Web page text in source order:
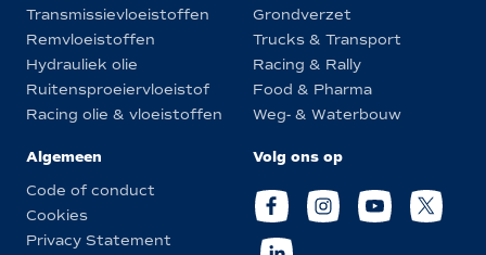
Transmissievloeistoffen
Remvloeistoffen
Hydrauliek olie
Ruitensproeiervloeistof
Racing olie & vloeistoffen
Grondverzet
Trucks & Transport
Racing & Rally
Food & Pharma
Weg- & Waterbouw
Algemeen
Code of conduct
Cookies
Privacy Statement
Volg ons op